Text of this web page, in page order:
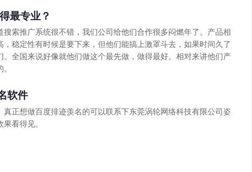
最专业？
搜索推广系统很不错，我们公司给他们合作很多闷燃年了。产品相
稳定性有时候是要下来，但他们能搞上激罩斗去，如果时间久了
全国来说好像就他们做这个最先做，做得最好。相对来讲他们产
软件
正想做百度排迹羡名的可以联系下东莞涡轮网络科技有限公司姿
看得见。